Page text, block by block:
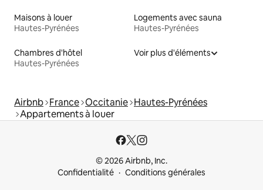
Maisons à louer
Hautes-Pyrénées
Logements avec sauna
Hautes-Pyrénées
Chambres d'hôtel
Hautes-Pyrénées
Voir plus d'éléments
Airbnb France Occitanie Hautes-Pyrénées
Appartements à louer
© 2026 Airbnb, Inc.
Confidentialité
Conditions générales